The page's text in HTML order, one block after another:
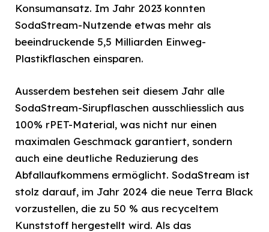
Konsumansatz. Im Jahr 2023 konnten
SodaStream-Nutzende etwas mehr als
beeindruckende 5,5 Milliarden Einweg-
Plastikflaschen einsparen.
Ausserdem bestehen seit diesem Jahr alle
SodaStream-Sirupflaschen ausschliesslich aus
100% rPET-Material, was nicht nur einen
maximalen Geschmack garantiert, sondern
auch eine deutliche Reduzierung des
Abfallaufkommens ermöglicht. SodaStream ist
stolz darauf, im Jahr 2024 die neue Terra Black
vorzustellen, die zu 50 % aus recyceltem
Kunststoff hergestellt wird. Als das